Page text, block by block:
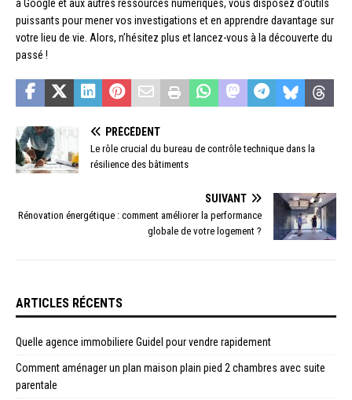
à Google et aux autres ressources numériques, vous disposez d’outils
puissants pour mener vos investigations et en apprendre davantage sur
votre lieu de vie. Alors, n’hésitez plus et lancez-vous à la découverte du
passé !
PRÉCÉDENT
Le rôle crucial du bureau de contrôle technique dans la
résilience des bâtiments
SUIVANT
Rénovation énergétique : comment améliorer la performance
globale de votre logement ?
ARTICLES RÉCENTS
Quelle agence immobiliere Guidel pour vendre rapidement
Comment aménager un plan maison plain pied 2 chambres avec suite
parentale